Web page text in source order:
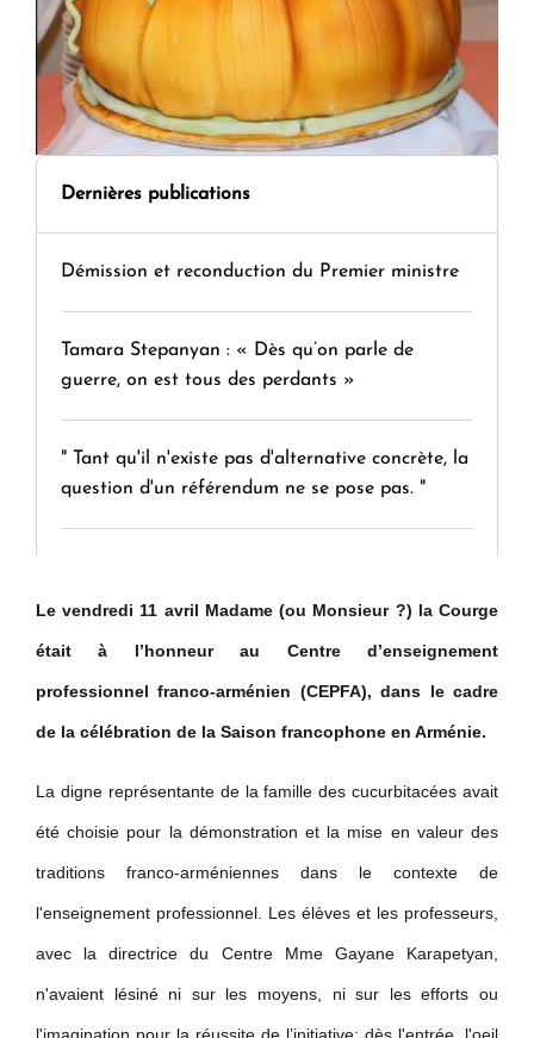
Dernières publications
Démission et reconduction du Premier ministre
Tamara Stepanyan : « Dès qu’on parle de
guerre, on est tous des perdants »
" Tant qu'il n'existe pas d'alternative concrète, la
question d'un référendum ne se pose pas. "
Le vendredi 11 avril Madame (ou Monsieur ?) la Courge
était à l’honneur au Centre d’enseignement
professionnel franco-arménien (CEPFA), dans le cadre
de la célébration de la Saison francophone en Arménie.
La digne représentante de la famille des cucurbitacées avait
été choisie pour la démonstration et la mise en valeur des
traditions franco-arméniennes dans le contexte de
l'enseignement professionnel. Les élèves et les professeurs,
avec la directrice du Centre Mme Gayane Karapetyan,
n'avaient lésiné ni sur les moyens, ni sur les efforts ou